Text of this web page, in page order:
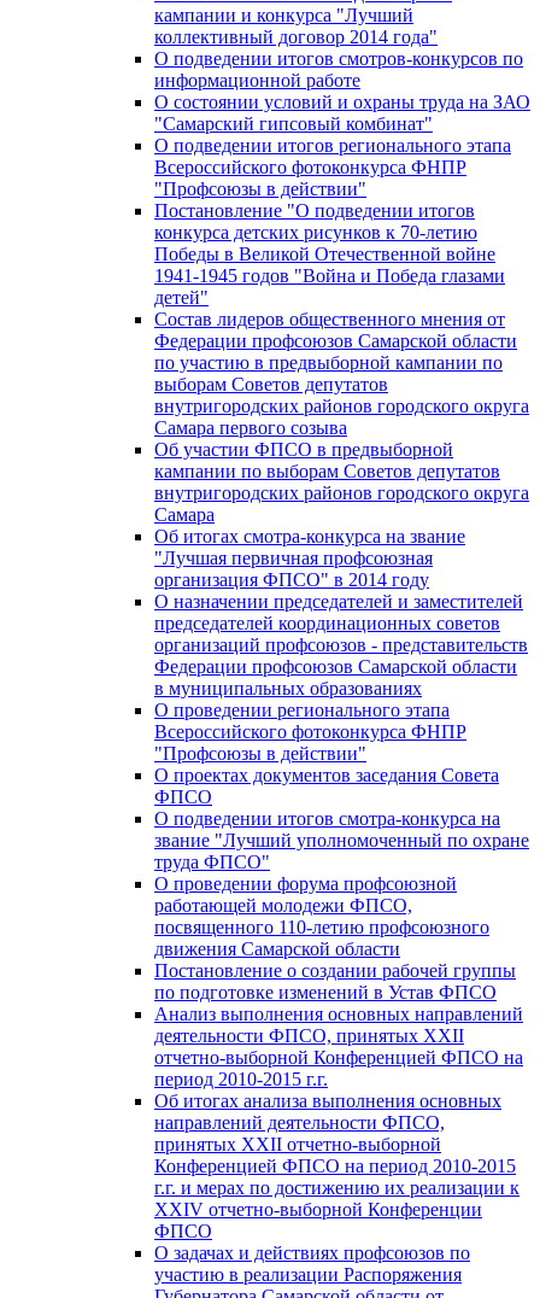
кампании и конкурса "Лучший
коллективный договор 2014 года"
О подведении итогов смотров-конкурсов по
информационной работе
О состоянии условий и охраны труда на ЗАО
"Самарский гипсовый комбинат"
О подведении итогов регионального этапа
Всероссийского фотоконкурса ФНПР
"Профсоюзы в действии"
Постановление "О подведении итогов
конкурса детских рисунков к 70-летию
Победы в Великой Отечественной войне
1941-1945 годов "Война и Победа глазами
детей"
Состав лидеров общественного мнения от
Федерации профсоюзов Самарской области
по участию в предвыборной кампании по
выборам Советов депутатов
внутригородских районов городского округа
Самара первого созыва
Об участии ФПСО в предвыборной
кампании по выборам Советов депутатов
внутригородских районов городского округа
Самара
Об итогах смотра-конкурса на звание
"Лучшая первичная профсоюзная
организация ФПСО" в 2014 году
О назначении председателей и заместителей
председателей координационных советов
организаций профсоюзов - представительств
Федерации профсоюзов Самарской области
в муниципальных образованиях
О проведении регионального этапа
Всероссийского фотоконкурса ФНПР
"Профсоюзы в действии"
О проектах документов заседания Совета
ФПСО
О подведении итогов смотра-конкурса на
звание "Лучший уполномоченный по охране
труда ФПСО"
О проведении форума профсоюзной
работающей молодежи ФПСО,
посвященного 110-летию профсоюзного
движения Самарской области
Постановление о создании рабочей группы
по подготовке изменений в Устав ФПСО
Анализ выполнения основных направлений
деятельности ФПСО, принятых XXII
отчетно-выборной Конференцией ФПСО на
период 2010-2015 г.г.
Об итогах анализа выполнения основных
направлений деятельности ФПСО,
принятых XXII отчетно-выборной
Конференцией ФПСО на период 2010-2015
г.г. и мерах по достижению их реализации к
XXIV отчетно-выборной Конференции
ФПСО
О задачах и действиях профсоюзов по
участию в реализации Распоряжения